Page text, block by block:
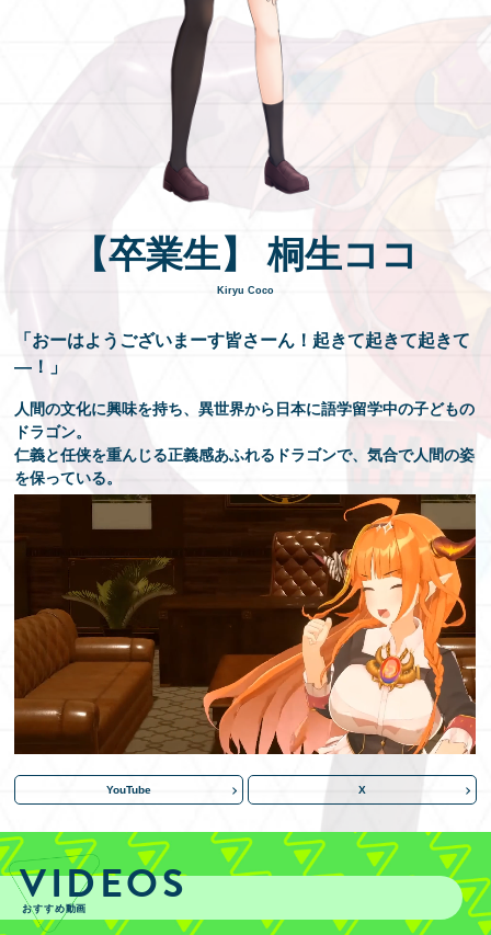
SPECIAL
EN
【卒業生】 桐生ココ
Kiryu Coco
「おーはようございまーす皆さーん！起きて起きて起きて
―！」
人間の文化に興味を持ち、異世界から日本に語学留学中の子どもの
ドラゴン。
仁義と任侠を重んじる正義感あふれるドラゴンで、気合で人間の姿
を保っている。
YouTube X
VIDEOS
おすすめ動画